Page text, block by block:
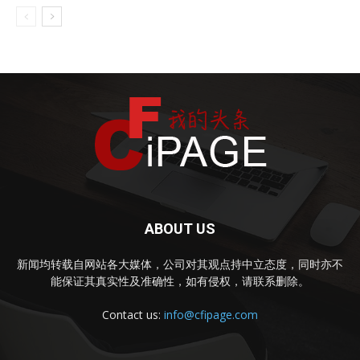
ABOUT US
新闻均转载自网站各大媒体，公司对其观点持中立态度，同时亦不
能保证其真实性及准确性，如有侵权，请联系删除。
Contact us: info@cfipage.com